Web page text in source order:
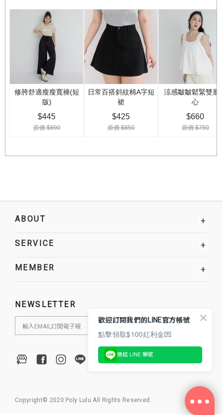
ABOUT +
SERVICE +
MEMBER +
NEWSLETTER
Copyright© 2020 Poly Lulu All Rights Reserved.
歡迎訂閱我們的LINE官方帳號
點擊領取$100紅利金💌
連結 LINE 帳號